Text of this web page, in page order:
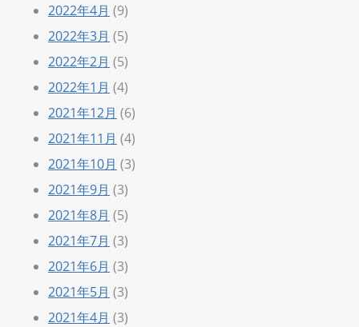
2022年4月 (9)
2022年3月 (5)
2022年2月 (5)
2022年1月 (4)
2021年12月 (6)
2021年11月 (4)
2021年10月 (3)
2021年9月 (3)
2021年8月 (5)
2021年7月 (3)
2021年6月 (3)
2021年5月 (3)
2021年4月 (3)